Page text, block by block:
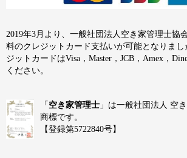
2019年3月より、一般社団法人空き家管理士協
料のクレジットカード支払いが可能となりま
ジットカードはVisa，Master，JCB，Amex，
ください。
「 空き家管理士 」は一般社団法人 空
商標です。
【登録第5722840号】